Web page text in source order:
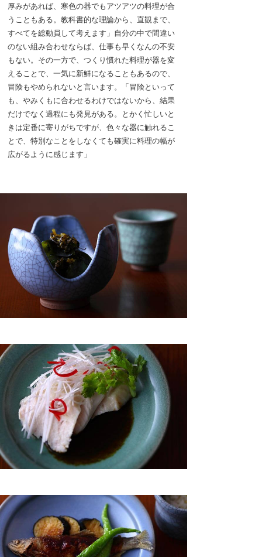
厚みがあれば、寒色の器でもアツアツの料理が合
うこともある。教科書的な理論から、直観まで、
すべてを総動員して考えます」自分の中で間違い
のない組み合わせならば、仕事も早くなんの不安
もない。その一方で、つくり慣れた料理が器を変
えることで、一気に新鮮になることもあるので、
冒険もやめられないと言います。「冒険といって
も、やみくもに合わせるわけではないから、結果
だけでなく過程にも発見がある。とかく忙しいと
きは定番に寄りがちですが、色々な器に触れるこ
とで、特別なことをしなくても確実に料理の幅が
広がるように感じます」